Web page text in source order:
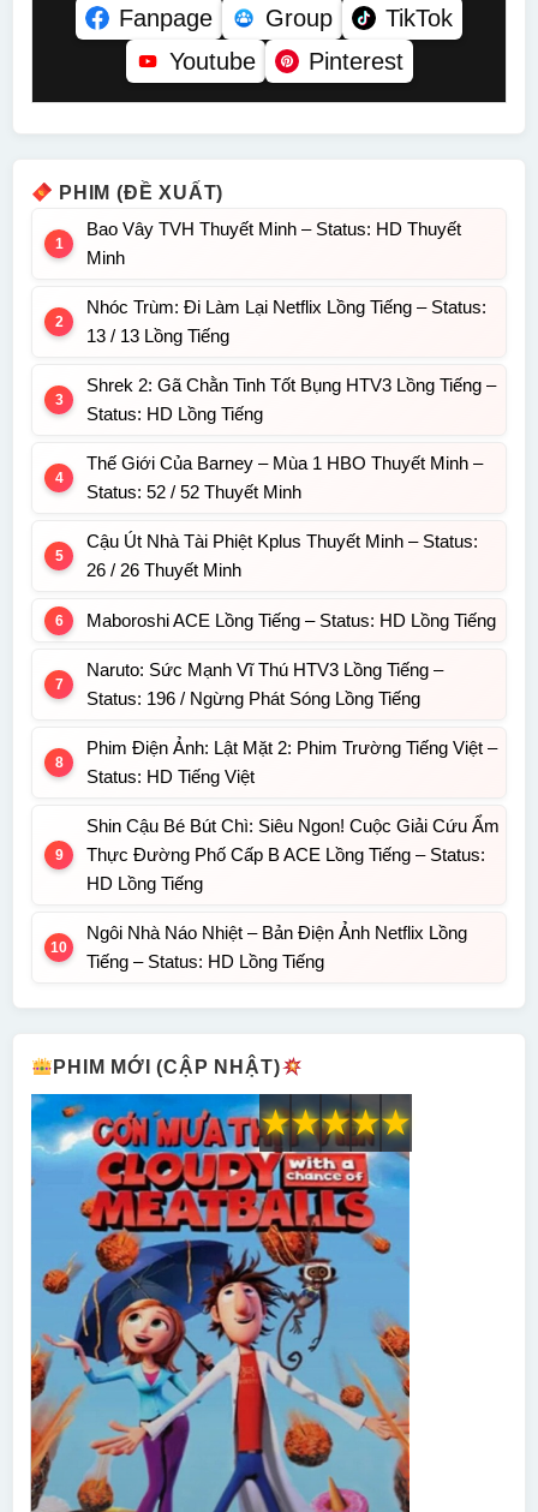
Fanpage
Group
TikTok
Youtube
Pinterest
PHIM (ĐỀ XUẤT)
Bao Vây TVH Thuyết Minh – Status: HD Thuyết
Minh
Nhóc Trùm: Đi Làm Lại Netflix Lồng Tiếng – Status:
13 / 13 Lồng Tiếng
Shrek 2: Gã Chằn Tinh Tốt Bụng HTV3 Lồng Tiếng –
Status: HD Lồng Tiếng
Thế Giới Của Barney – Mùa 1 HBO Thuyết Minh –
Status: 52 / 52 Thuyết Minh
Cậu Út Nhà Tài Phiệt Kplus Thuyết Minh – Status:
26 / 26 Thuyết Minh
Maboroshi ACE Lồng Tiếng – Status: HD Lồng Tiếng
Naruto: Sức Mạnh Vĩ Thú HTV3 Lồng Tiếng –
Status: 196 / Ngừng Phát Sóng Lồng Tiếng
Phim Điện Ảnh: Lật Mặt 2: Phim Trường Tiếng Việt –
Status: HD Tiếng Việt
Shin Cậu Bé Bút Chì: Siêu Ngon! Cuộc Giải Cứu Ẩm
Thực Đường Phố Cấp B ACE Lồng Tiếng – Status:
HD Lồng Tiếng
Ngôi Nhà Náo Nhiệt – Bản Điện Ảnh Netflix Lồng
Tiếng – Status: HD Lồng Tiếng
PHIM MỚI (CẬP NHẬT)
★
★
★
★
★